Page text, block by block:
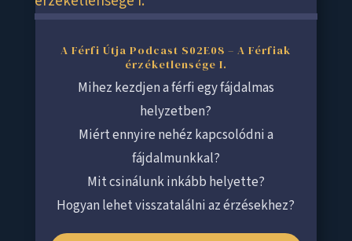
A Férfi Útja Podcast S02E08 – A Férfiak
érzéketlensége I.
Mihez kezdjen a férfi egy fájdalmas
helyzetben?
Miért ennyire nehéz kapcsolódni a
fájdalmunkkal?
Mit csinálunk inkább helyette?
Hogyan lehet visszatalálni az érzésekhez?